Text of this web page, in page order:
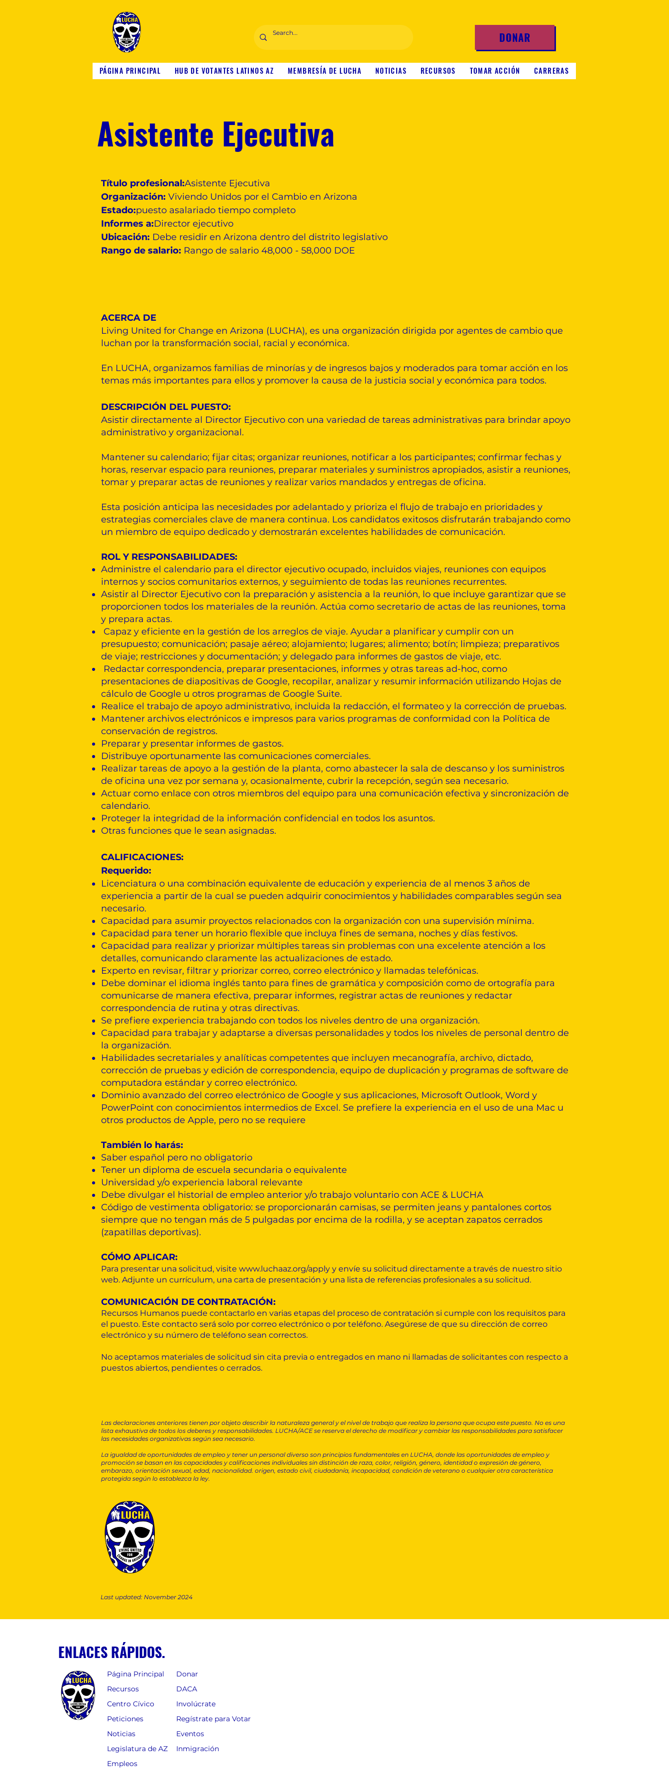
DONAR
PÁGINA PRINCIPAL HUB DE VOTANTES LATINOS AZ MEMBRESÍA DE LUCHA NOTICIAS RECURSOS TOMAR ACCIÓN CARRERAS
Asistente Ejecutiva
Título profesional:Asistente Ejecutiva
Organización: Viviendo Unidos por el Cambio en Arizona
Estado:puesto asalariado tiempo completo
Informes a:Director ejecutivo
Ubicación: Debe residir en Arizona dentro del distrito legislativo
Rango de salario: Rango de salario 48,000 - 58,000 DOE
ACERCA DE
Living United for Change en Arizona (LUCHA), es una organización dirigida por agentes de cambio que
luchan por la transformación social, racial y económica.
En LUCHA, organizamos familias de minorías y de ingresos bajos y moderados para tomar acción en los
temas más importantes para ellos y promover la causa de la justicia social y económica para todos.
DESCRIPCIÓN DEL PUESTO:
Asistir directamente al Director Ejecutivo con una variedad de tareas administrativas para brindar apoyo
administrativo y organizacional.
Mantener su calendario; fijar citas; organizar reuniones, notificar a los participantes; confirmar fechas y
horas, reservar espacio para reuniones, preparar materiales y suministros apropiados, asistir a reuniones,
tomar y preparar actas de reuniones y realizar varios mandados y entregas de oficina.
Esta posición anticipa las necesidades por adelantado y prioriza el flujo de trabajo en prioridades y
estrategias comerciales clave de manera continua. Los candidatos exitosos disfrutarán trabajando como
un miembro de equipo dedicado y demostrarán excelentes habilidades de comunicación.
ROL Y RESPONSABILIDADES:
Administre el calendario para el director ejecutivo ocupado, incluidos viajes, reuniones con equipos
internos y socios comunitarios externos, y seguimiento de todas las reuniones recurrentes.
Asistir al Director Ejecutivo con la preparación y asistencia a la reunión, lo que incluye garantizar que se
proporcionen todos los materiales de la reunión. Actúa como secretario de actas de las reuniones, toma
y prepara actas.
Capaz y eficiente en la gestión de los arreglos de viaje. Ayudar a planificar y cumplir con un
presupuesto; comunicación; pasaje aéreo; alojamiento; lugares; alimento; botín; limpieza; preparativos
de viaje; restricciones y documentación; y delegado para informes de gastos de viaje, etc.
Redactar correspondencia, preparar presentaciones, informes y otras tareas ad-hoc, como
presentaciones de diapositivas de Google, recopilar, analizar y resumir información utilizando Hojas de
cálculo de Google u otros programas de Google Suite.
Realice el trabajo de apoyo administrativo, incluida la redacción, el formateo y la corrección de pruebas.
Mantener archivos electrónicos e impresos para varios programas de conformidad con la Política de
conservación de registros.
Preparar y presentar informes de gastos.
Distribuye oportunamente las comunicaciones comerciales.
Realizar tareas de apoyo a la gestión de la planta, como abastecer la sala de descanso y los suministros
de oficina una vez por semana y, ocasionalmente, cubrir la recepción, según sea necesario.
Actuar como enlace con otros miembros del equipo para una comunicación efectiva y sincronización de
calendario.
Proteger la integridad de la información confidencial en todos los asuntos.
Otras funciones que le sean asignadas.
CALIFICACIONES:
Requerido:
Licenciatura o una combinación equivalente de educación y experiencia de al menos 3 años de
experiencia a partir de la cual se pueden adquirir conocimientos y habilidades comparables según sea
necesario.
Capacidad para asumir proyectos relacionados con la organización con una supervisión mínima.
Capacidad para tener un horario flexible que incluya fines de semana, noches y días festivos.
Capacidad para realizar y priorizar múltiples tareas sin problemas con una excelente atención a los
detalles, comunicando claramente las actualizaciones de estado.
Experto en revisar, filtrar y priorizar correo, correo electrónico y llamadas telefónicas.
Debe dominar el idioma inglés tanto para fines de gramática y composición como de ortografía para
comunicarse de manera efectiva, preparar informes, registrar actas de reuniones y redactar
correspondencia de rutina y otras directivas.
Se prefiere experiencia trabajando con todos los niveles dentro de una organización.
Capacidad para trabajar y adaptarse a diversas personalidades y todos los niveles de personal dentro de
la organización.
Habilidades secretariales y analíticas competentes que incluyen mecanografía, archivo, dictado,
corrección de pruebas y edición de correspondencia, equipo de duplicación y programas de software de
computadora estándar y correo electrónico.
Dominio avanzado del correo electrónico de Google y sus aplicaciones, Microsoft Outlook, Word y
PowerPoint con conocimientos intermedios de Excel. Se prefiere la experiencia en el uso de una Mac u
otros productos de Apple, pero no se requiere
También lo harás:
Saber español pero no obligatorio
Tener un diploma de escuela secundaria o equivalente
Universidad y/o experiencia laboral relevante
Debe divulgar el historial de empleo anterior y/o trabajo voluntario con ACE & LUCHA
Código de vestimenta obligatorio: se proporcionarán camisas, se permiten jeans y pantalones cortos
siempre que no tengan más de 5 pulgadas por encima de la rodilla, y se aceptan zapatos cerrados
(zapatillas deportivas).
CÓMO APLICAR:
Para presentar una solicitud, visite www.luchaaz.org/apply y envíe su solicitud directamente a través de nuestro sitio
web. Adjunte un currículum, una carta de presentación y una lista de referencias profesionales a su solicitud.
COMUNICACIÓN DE CONTRATACIÓN:
Recursos Humanos puede contactarlo en varias etapas del proceso de contratación si cumple con los requisitos para
el puesto. Este contacto será solo por correo electrónico o por teléfono. Asegúrese de que su dirección de correo
electrónico y su número de teléfono sean correctos.
No aceptamos materiales de solicitud sin cita previa o entregados en mano ni llamadas de solicitantes con respecto a
puestos abiertos, pendientes o cerrados.
Las declaraciones anteriores tienen por objeto describir la naturaleza general y el nivel de trabajo que realiza la persona que ocupa este puesto. No es una
lista exhaustiva de todos los deberes y responsabilidades. LUCHA/ACE se reserva el derecho de modificar y cambiar las responsabilidades para satisfacer
las necesidades organizativas según sea necesario.
La igualdad de oportunidades de empleo y tener un personal diverso son principios fundamentales en LUCHA, donde las oportunidades de empleo y
promoción se basan en las capacidades y calificaciones individuales sin distinción de raza, color, religión, género, identidad o expresión de género,
embarazo, orientación sexual, edad, nacionalidad. origen, estado civil, ciudadanía, incapacidad, condición de veterano o cualquier otra característica
protegida según lo establezca la ley.
Last updated: November 2024
ENLACES RÁPIDOS.
Página Principal
Recursos
Centro Cívico
Peticiones
Noticias
Legislatura de AZ
Empleos
Donar
DACA
Involúcrate
Regístrate para Votar
Eventos
Inmigración